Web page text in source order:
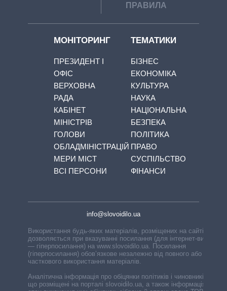
ПРАВИЛА
МОНІТОРИНГ
ПРЕЗИДЕНТ І
ОФІС
ВЕРХОВНА
РАДА
КАБІНЕТ
МІНІСТРІВ
ГОЛОВИ
ОБЛАДМІНІСТРАЦІЙ
МЕРИ МІСТ
ВСІ ПЕРСОНИ
ТЕМАТИКИ
БІЗНЕС
ЕКОНОМІКА
КУЛЬТУРА
НАУКА
НАЦІОНАЛЬНА
БЕЗПЕКА
ПОЛІТИКА
ПРАВО
СУСПІЛЬСТВО
ФІНАНСИ
info@slovoidilo.ua
Використання будь-яких матеріалів, розміщених на сайті,
дозволяється при вказуванні посилання (для інтернет-видань
— гіперпосилання) на www.slovoidilo.ua. Посилання
(гіперпосилання) обов’язкове незалежно від повного або
часткового використання матеріалів.
Аналітична інформація про обіцянки політиків і чиновників,
що розміщені на порталі slovoidilo.ua, а також інформація про